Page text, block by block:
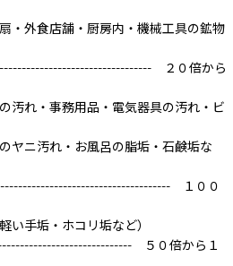
店舗・厨房内・機械工具の鉱物
２０倍から
事務用品・電気器具の汚れ・ビ
れ・お風呂の脂垢・石鹸垢な
１００
垢・ホコリ垢など）
５０倍から１